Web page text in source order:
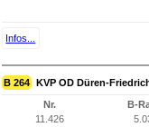
Infos...
B 264 KVP OD Düren-
Nr.
11.426
B-